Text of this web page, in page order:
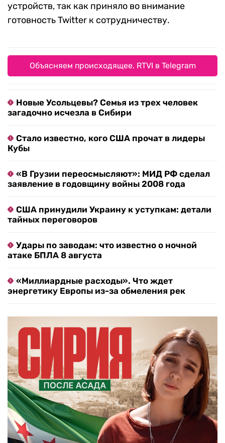
устройств, так как приняло во внимание
готовность Twitter к сотрудничеству.
Объясняем происходящее. RTVI в Telegram
Новые Усольцевы? Семья из трех человек
загадочно исчезла в Сибири
Стало известно, кого США прочат в лидеры
Кубы
«В Грузии переосмысляют»: МИД РФ сделал
заявление в годовщину войны 2008 года
США принудили Украину к уступкам: детали
тайных переговоров
Удары по заводам: что известно о ночной
атаке БПЛА 8 августа
«Миллиардные расходы». Что ждет
энергетику Европы из-за обмеления рек